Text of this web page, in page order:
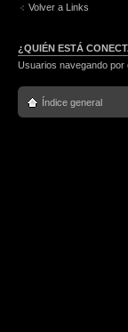
Volver a Links
¿QUIÉN ESTÁ
Usuarios navegando
Índice general